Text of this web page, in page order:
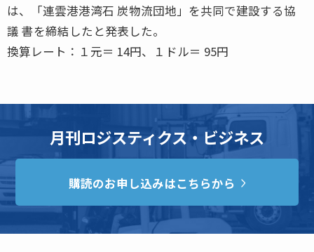
は、「連雲港港湾石 炭物流団地」を共同で建設する協
議 書を締結したと発表した。
換算レート：１元＝ 14円、１ドル＝ 95円
月刊ロジスティクス・ビジネス
購読のお申し込みはこちらから